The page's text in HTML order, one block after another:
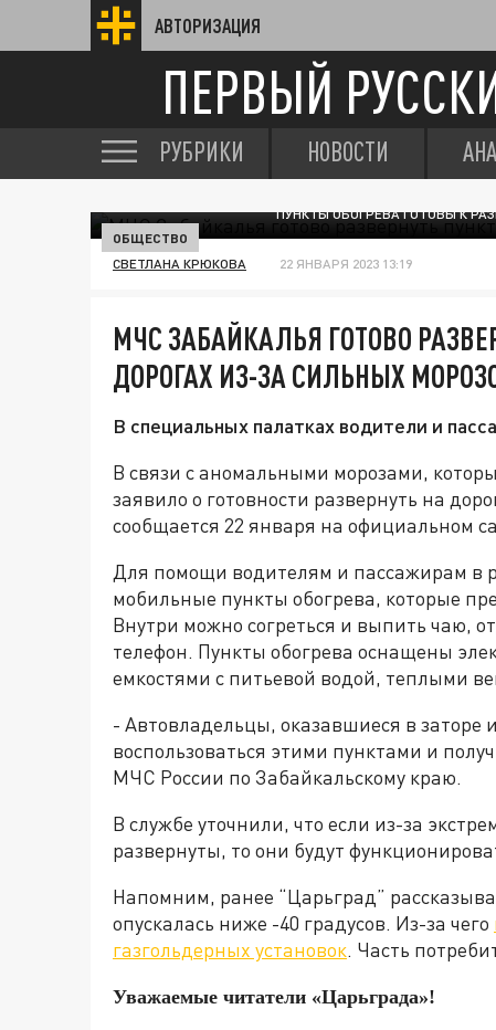
АВТОРИЗАЦИЯ
ПЕРВЫЙ
РУБРИКИ НОВОСТИ
ПУНКТЫ ОБОГРЕВА ГОТОВЫ К
ОБЩЕСТВО
СВЕТЛАНА КРЮКОВА 22 ЯНВАРЯ 2023 13:19
МЧС ЗАБАЙКАЛЬЯ ГОТОВО
ДОРОГАХ ИЗ-ЗА СИЛЬНЫХ
В специальных палатках водители и
В связи с аномальными морозами,
заявило о готовности развернуть на
сообщается 22 января на официальном
Для помощи водителям и пассажирам в
мобильные пункты обогрева, которые
Внутри можно согреться и выпить чаю,
телефон. Пункты обогрева оснащены
емкостями с питьевой водой, теплыми
- Автовладельцы, оказавшиеся в
воспользоваться этими пунктами и
МЧС России по Забайкальскому краю.
В службе уточнили, что если из-за
развернуты, то они будут
Напомним, ранее “Царьград”
опускалась ниже -40 градусов. Из-за чего
газгольдерных установок. Часть
Уважаемые читатели